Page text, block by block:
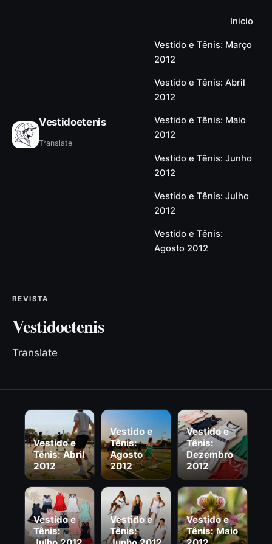
Vestidoetenis
Translate
Inicio
Vestido e Tênis: Março
2012
Vestido e Tênis: Abril
2012
Vestido e Tênis: Maio
2012
Vestido e Tênis: Junho
2012
Vestido e Tênis: Julho
2012
Vestido e Tênis:
Agosto 2012
REVISTA
Vestidoetenis
Translate
Vestido e
Tênis: Abril
2012
Vestido e
Tênis:
Agosto
2012
Vestido e
Tênis:
Dezembro
2012
Vestido e
Tênis:
Vestido e
Tênis:
Vestido e
Tênis: Maio